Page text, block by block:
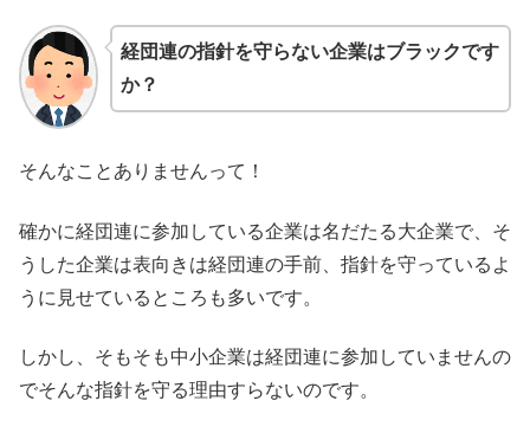
経団連の指針を守らない企業はブラックです
か？
そんなことありませんって！
確かに経団連に参加している企業は名だたる大企業で、そ
うした企業は表向きは経団連の手前、指針を守っているよ
うに見せているところも多いです。
しかし、そもそも中小企業は経団連に参加していませんの
でそんな指針を守る理由すらないのです。